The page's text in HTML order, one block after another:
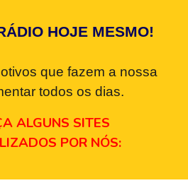
HOJE MESMO!
que fazem a nossa
todos os dias.
ALGUNS SITES
POR NÓS: